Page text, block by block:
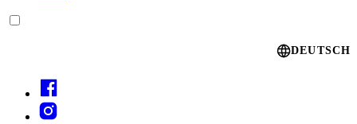
DEUTSCH